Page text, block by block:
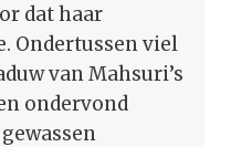
dat haar
Ondertussen viel
van Mahsuri’s
ondervond